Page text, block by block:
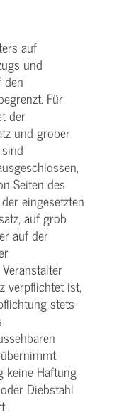
auf
und
Für
der
und grober
Seiten des
eingesetzten
auf grob
auf der
verpflichtet ist,
stets
keine Haftung
Diebstahl